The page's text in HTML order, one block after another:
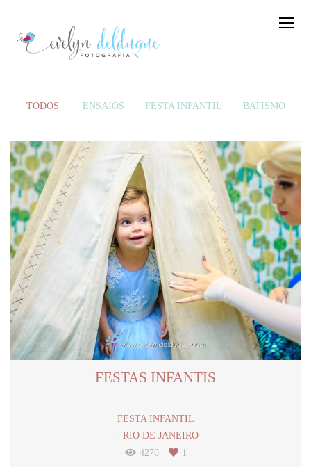
TODOS ENSAIOS FESTA INFANTIL BATISMO
FESTAS INFANTIS
FESTA INFANTIL
RIO DE JANEIRO
4276
1